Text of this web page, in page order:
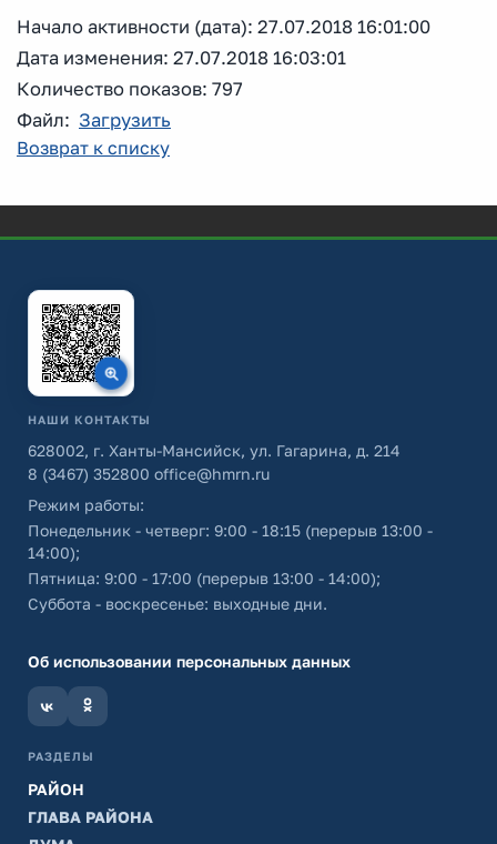
Начало активности (дата): 27.07.2018 16:01:00
Дата изменения: 27.07.2018 16:03:01
Количество показов: 797
Файл: Загрузить
Возврат к списку
НАШИ КОНТАКТЫ
628002, г. Ханты-Мансийск, ул. Гагарина, д. 214
8 (3467) 352800 office@hmrn.ru
Режим работы:
Понедельник - четверг: 9:00 - 18:15 (перерыв 13:00 -
14:00);
Пятница: 9:00 - 17:00 (перерыв 13:00 - 14:00);
Суббота - воскресенье: выходные дни.
Об использовании персональных данных
РАЗДЕЛЫ
РАЙОН
ГЛАВА РАЙОНА